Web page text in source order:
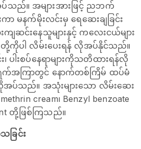
ပ်သည်။ အများအားဖြင့် ညဘက်
မနက်မိုးလင်းမှ ရေဆေးချခြင်း
ျဆင်းနေသူများနှင့် ကလေးငယ်များ
းတို့ကိုပါ လိမ်းပေးရန် လိုအပ်နိုင်သည်။
၊ ပါးစပ်နေရာများကိုသတိထားရန်လို
က်အကြာတွင် နောက်တစ်ကြိမ် ထပ်မံ
ပ်သည်။ အသုံးများသော လိမ်းဆေး
cream၊ Benzyl benzoate
တို့ဖြစ်ကြသည်။
ခြင်း